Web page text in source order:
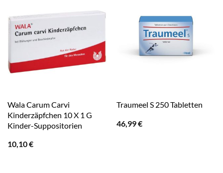
Wala Carum Carvi
Kinderzäpfchen 10 X 1 G
Kinder-Suppositorien
10,10€
Traumeel S 250 Tabletten
46,99€